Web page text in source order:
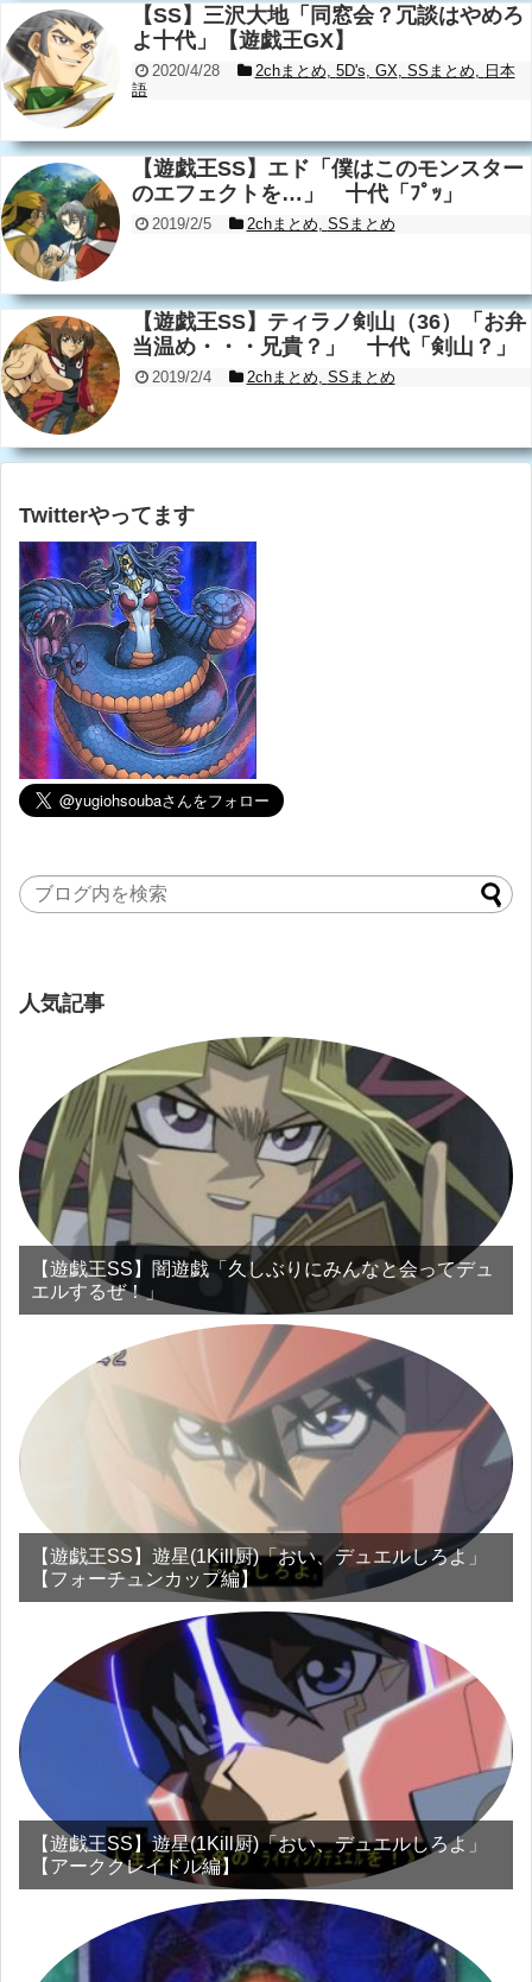
【SS】三沢大地「同窓会？冗談はやめろ
よ十代」【遊戯王GX】
2020/4/28 2chまとめ, 5D's, GX, SSまとめ, 日本
語
【遊戯王SS】エド「僕はこのモンスター
のエフェクトを…」 十代「ﾌﾟｯ」
2019/2/5 2chまとめ, SSまとめ
【遊戯王SS】ティラノ剣山（36）「お弁
当温め・・・兄貴？」 十代「剣山？」
2019/2/4 2chまとめ, SSまとめ
Twitterやってます
人気記事
【遊戯王SS】闇遊戯「久しぶりにみんなと会ってデュ
エルするぜ！」
【遊戯王SS】遊星(1Kill厨)「おい、デュエルしろよ」
【フォーチュンカップ編】
【遊戯王SS】遊星(1Kill厨)「おい、デュエルしろよ」
【アーククレイドル編】